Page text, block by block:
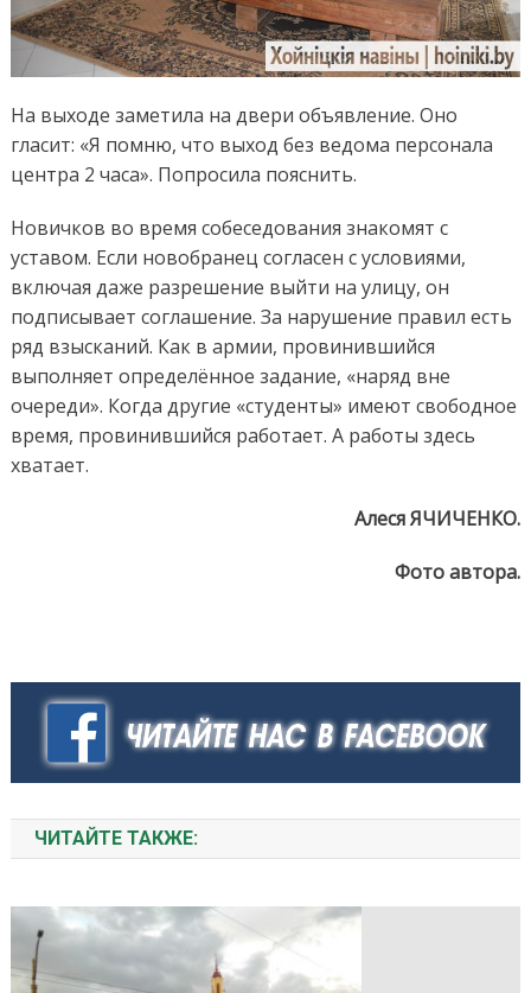
На выходе заметила на двери объявление. Оно
гласит: «Я помню, что выход без ведома персонала
центра 2 часа». Попросила пояснить.
Новичков во время собеседования знакомят с
уставом. Если новобранец согласен с условиями,
включая даже разрешение выйти на улицу, он
подписывает соглашение. За нарушение правил есть
ряд взысканий. Как в армии, провинившийся
выполняет определённое задание, «наряд вне
очереди». Когда другие «студенты» имеют свободное
время, провинившийся работает. А работы здесь
хватает.
Алеся ЯЧИЧЕНКО.
Фото автора.
ЧИТАЙТЕ ТАКЖЕ: